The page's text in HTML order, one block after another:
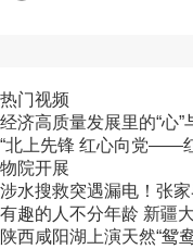
热门视频
经济高质量发展里的“心”
“北上先锋 红心向党——
物院开展
涉水搜救突遇漏电！张
有趣的人不分年龄 新疆
陕西咸阳湖上演天然“鸳